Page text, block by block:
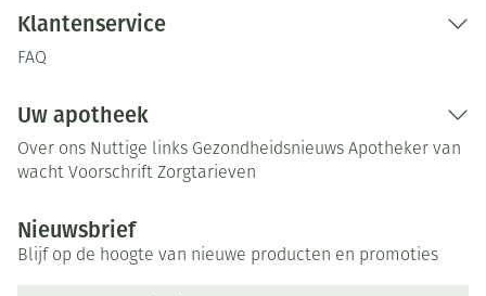
Klantenservice
FAQ
Uw apotheek
Over ons Nuttige links Gezondheidsnieuws Apotheker van
wacht Voorschrift Zorgtarieven
Nieuwsbrief
Blijf op de hoogte van nieuwe producten en promoties